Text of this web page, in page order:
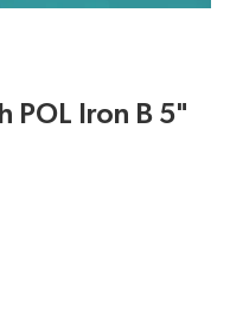
POL Iron B 5"